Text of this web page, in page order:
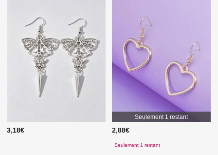
3,18€
Seulement 1 restant
2,88€
Seulement 1 restant